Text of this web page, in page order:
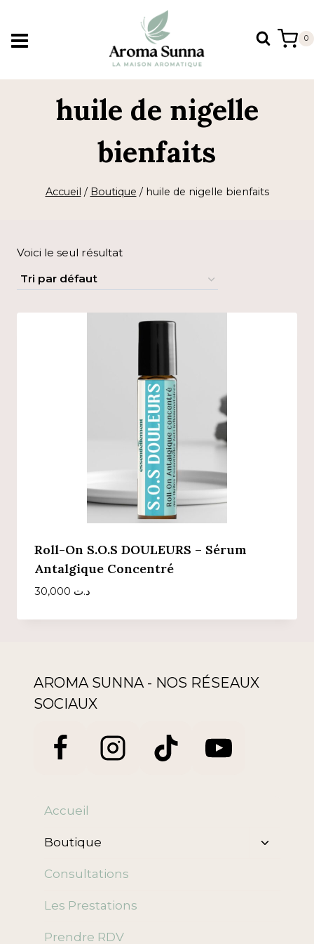
contenu
0
huile de nigelle
bienfaits
Accueil / Boutique / huile de nigelle bienfaits
Voici le seul résultat
Roll-On S.O.S DOULEURS – Sérum
Antalgique Concentré
د.ت
AROMA SUNNA - NOS RÉSEAUX
SOCIAUX
Accueil
Boutique
Ouvrir/
Consultations
Les Prestations
Prendre RDV